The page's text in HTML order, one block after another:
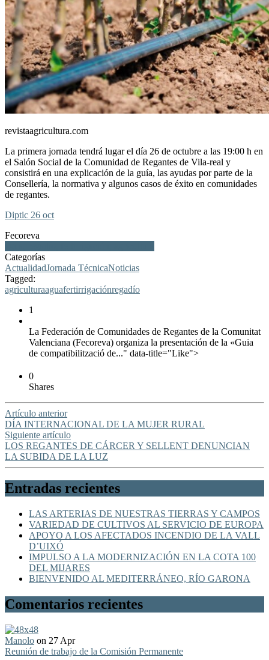
revistaagricultura.com
La primera jornada tendrá lugar el día 26 de octubre a las 19:00 h en
el Salón Social de la Comunidad de Regantes de Vila-real y
consistirá en una explicación de la guía, las ayudas por parte de la
Consellería, la normativa y algunos casos de éxito en comunidades
de regantes.
Diptic 26 oct
Fecoreva
Categorías
ActualidadJornada TécnicaNoticias
Tagged:
agriculturaaguafertirrigaciónregadío
1
La Federación de Comunidades de Regantes de la Comunitat
Valenciana (Fecoreva) organiza la presentación de la «Guia
de compatibilització de..." data-title="Like">
0
Shares
Artículo anterior
DÍA INTERNACIONAL DE LA MUJER RURAL
Siguiente artículo
LOS REGANTES DE CÁRCER Y SELLENT DENUNCIAN
LA SUBIDA DE LA LUZ
Entradas recientes
LAS ARTERIAS DE NUESTRAS TIERRAS Y CAMPOS
VARIEDAD DE CULTIVOS AL SERVICIO DE EUROPA
APOYO A LOS AFECTADOS INCENDIO DE LA VALL
D’UIXÓ
IMPULSO A LA MODERNIZACIÓN EN LA COTA 100
DEL MIJARES
BIENVENIDO AL MEDITERRÁNEO, RÍO GARONA
Comentarios recientes
Manolo on 27 Apr
Reunión de trabajo de la Comisión Permanente